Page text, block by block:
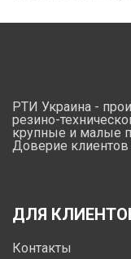
РТИ Украина -
резино-
крупные и малые
Доверие клиентов
ДЛЯ
Контакты